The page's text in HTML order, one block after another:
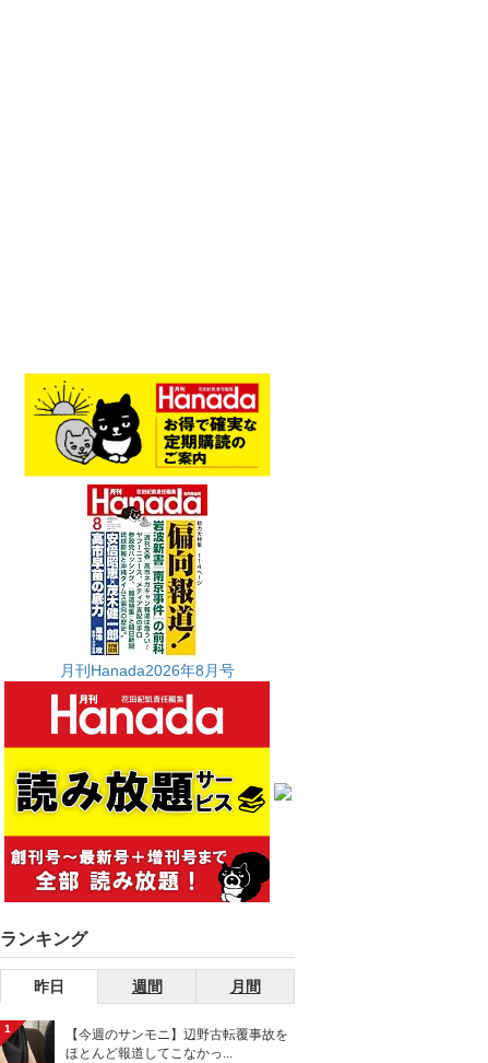
月刊Hanada2026年8月号
ランキング
昨日 週間 月間
1
【今週のサンモニ】辺野古転覆事故を
ほとんど報道してこなかっ...